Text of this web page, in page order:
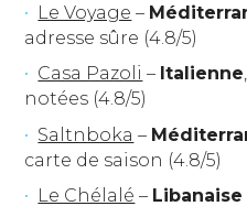
Le Voyage –
adresse sûre (4.8/5)
Casa Pazoli – Italienne
notées (4.8/5)
Saltnboka –
carte de saison (4.8/5)
Le Chélalé – Libanaise